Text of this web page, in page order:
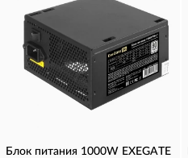
Блок питания 1000W EXEGATE